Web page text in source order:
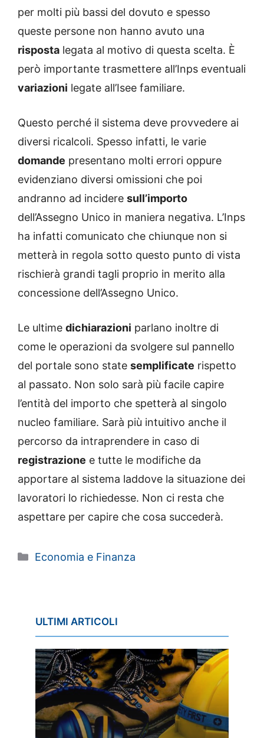
per molti più bassi del dovuto e spesso
queste persone non hanno avuto una
risposta legata al motivo di questa scelta. È
però importante trasmettere all’Inps eventuali
variazioni legate all’Isee familiare.
Questo perché il sistema deve provvedere ai
diversi ricalcoli. Spesso infatti, le varie
domande presentano molti errori oppure
evidenziano diversi omissioni che poi
andranno ad incidere sull’importo
dell’Assegno Unico in maniera negativa. L’Inps
ha infatti comunicato che chiunque non si
metterà in regola sotto questo punto di vista
rischierà grandi tagli proprio in merito alla
concessione dell’Assegno Unico.
Le ultime dichiarazioni parlano inoltre di
come le operazioni da svolgere sul pannello
del portale sono state semplificate rispetto
al passato. Non solo sarà più facile capire
l’entità del importo che spetterà al singolo
nucleo familiare. Sarà più intuitivo anche il
percorso da intraprendere in caso di
registrazione e tutte le modifiche da
apportare al sistema laddove la situazione dei
lavoratori lo richiedesse. Non ci resta che
aspettare per capire che cosa succederà.
Categorie
Economia e Finanza
ULTIMI ARTICOLI